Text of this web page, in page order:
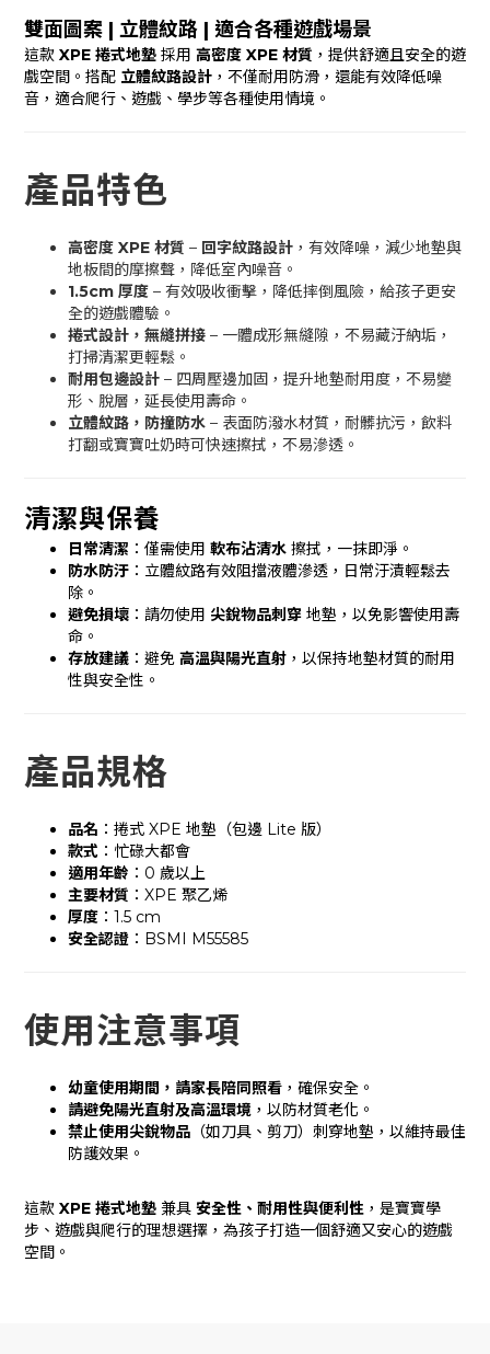
雙面圖案 | 立體紋路 | 適合各種遊戲場景
這款 XPE 捲式地墊 採用 高密度 XPE 材質 ，提供舒適且安全的遊
戲空間。搭配 立體紋路設計 ，不僅耐用防滑，還能有效降低噪
音，適合爬行、遊戲、學步等各種使用情境。
產品特色
高密度 XPE 材質 – 回字紋路設計 ，有效降噪，減少地墊與
地板間的摩擦聲，降低室內噪音。
1.5cm 厚度 – 有效吸收衝擊，降低摔倒風險，給孩子更安
全的遊戲體驗。
捲式設計，無縫拼接 – 一體成形無縫隙，不易藏汙納垢，
打掃清潔更輕鬆。
耐用包邊設計 – 四周壓邊加固，提升地墊耐用度，不易變
形、脫層，延長使用壽命。
立體紋路，防撞防水 – 表面防潑水材質，耐髒抗污，飲料
打翻或寶寶吐奶時可快速擦拭，不易滲透。
清潔與保養
日常清潔 ：僅需使用 軟布沾清水 擦拭，一抹即淨。
防水防汙 ：立體紋路有效阻擋液體滲透，日常汙漬輕鬆去
除。
避免損壞 ：請勿使用 尖銳物品刺穿 地墊，以免影響使用壽
命。
存放建議 ：避免 高溫與陽光直射 ，以保持地墊材質的耐用
性與安全性。
產品規格
品名 ：捲式 XPE 地墊（包邊 Lite 版）
款式 ：忙碌大都會
適用年齡 ：0 歲以上
主要材質 ：XPE 聚乙烯
厚度 ：1.5 cm
安全認證 ：BSMI M55585
使用注意事項
幼童使用期間，請家長陪同照看 ，確保安全。
請避免陽光直射及高溫環境 ，以防材質老化。
禁止使用尖銳物品 （如刀具、剪刀）刺穿地墊，以維持最佳
防護效果。
這款 XPE 捲式地墊 兼具 安全性、耐用性與便利性 ，是寶寶學
步、遊戲與爬行的理想選擇，為孩子打造一個舒適又安心的遊戲
空間。